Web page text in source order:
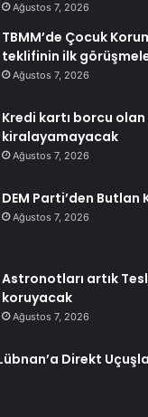
Ağustos 7, 2026
TBMM’de Çocuk
teklifinin ilk
Ağustos 7, 2026
Kredi kartı borcu olan
kiralayamayacak
Ağustos 7, 2026
DEM Parti’den Butlan
Ağustos 7, 2026
Astronotları artık
koruyacak
Ağustos 7, 2026
Direkt